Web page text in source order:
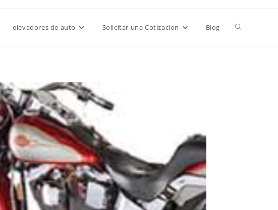
elevadores de auto Solicitar una Cotizacion Blog